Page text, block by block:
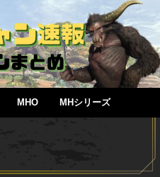
MHO MHシリーズ